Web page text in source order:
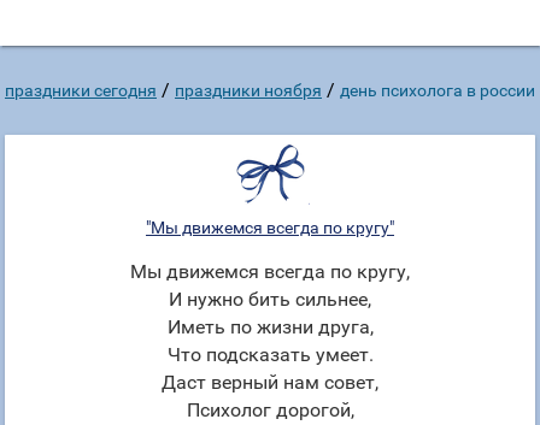
праздники сегодня / праздники ноября / день психолога в россии
"Мы движемся всегда по кругу"
Мы движемся всегда по кругу,
И нужно бить сильнее,
Иметь по жизни друга,
Что подсказать умеет.
Даст верный нам совет,
Психолог дорогой,